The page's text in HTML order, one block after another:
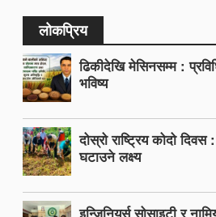
लोकप्रिय
ढिकीदेखि मेसिनसम्म :
भविष्य
दोस्रो राष्ट्रिय कोदो
घटाउने लक्ष्य